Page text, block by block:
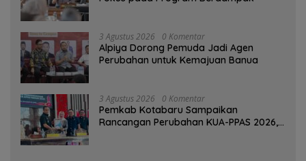
3 Agustus 2026 0 Komentar
‎Alpiya Dorong Pemuda Jadi Agen
Perubahan untuk Kemajuan Banua ‎
3 Agustus 2026 0 Komentar
Pemkab Kotabaru Sampaikan
Rancangan Perubahan KUA-PPAS 2026,